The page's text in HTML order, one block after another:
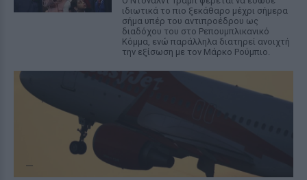
ιδιωτικά το πιο ξεκάθαρο μέχρι σήμερα
σήμα υπέρ του αντιπροέδρου ως
διαδόχου του στο Ρεπουμπλικανικό
Κόμμα, ενώ παράλληλα διατηρεί ανοιχτή
την εξίσωση με τον Μάρκο Ρούμπιο.